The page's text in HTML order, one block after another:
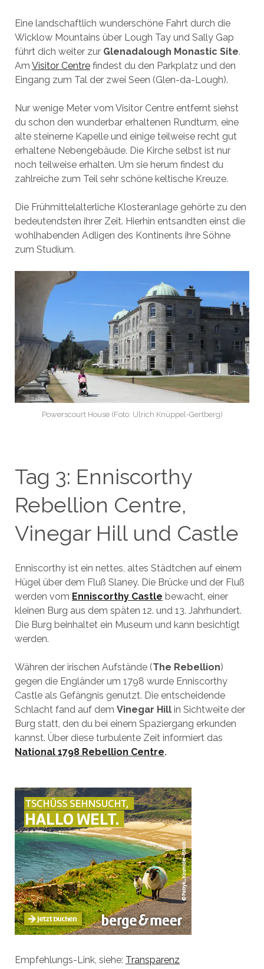
Eine landschaftlich wunderschöne Fahrt durch die
Wicklow Mountains über Lough Tay und Sally Gap
führt dich weiter zur Glenadalough Monastic Site.
Am Visitor Centrefindest du den Parkplatz und den
Eingang zum Tal der zwei Seen (Glen-da-Lough).
Nur wenige Meter vom Visitor Centre entfernt siehst
du schon den wunderbar erhaltenen Rundturm, eine
alte steinerne Kapelle und einige teilweise recht gut
erhaltene Nebengebäude. Die Kirche selbst ist nur
noch teilweise erhalten. Um sie herum findest du
zahlreiche zum Teil sehr schöne keltische Kreuze.
Die Frühmittelalterliche Klosteranlage gehörte zu den
bedeutendsten ihrer Zeit. Hierhin entsandten einst die
wohlhabenden Adligen des Kontinents ihre Söhne
zum Studium.
Powerscourt House (Foto: Ulrich Knüppel-Gertberg)
Tag 3: Enniscorthy
Rebellion Centre,
Vinegar Hill und Castle
Enniscorthy ist ein nettes, altes Städtchen auf einem
Hügel über dem Fluß Slaney. Die Brücke und der Fluß
werden vom Enniscorthy Castle bewacht, einer
kleinen Burg aus dem späten 12. und 13. Jahrhundert.
Die Burg beinhaltet ein Museum und kann besichtigt
werden.
Währen der irischen Aufstände (The Rebellion)
gegen die Engländer um 1798 wurde Enniscorthy
Castle als Gefängnis genutzt. Die entscheidende
Schlacht fand auf dem Vinegar Hillin Sichtweite der
Burg statt, den du bei einem Spaziergang erkunden
kannst. Über diese turbulente Zeit informiert das
National 1798 Rebellion Centre.
Empfehlungs-Link, siehe: Transparenz